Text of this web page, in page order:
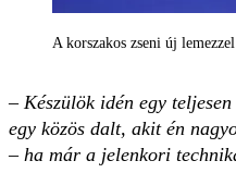
A korszakos zseni új
– Készülök idén egy
egy közös dalt, akit én
– ha már a jelenkori